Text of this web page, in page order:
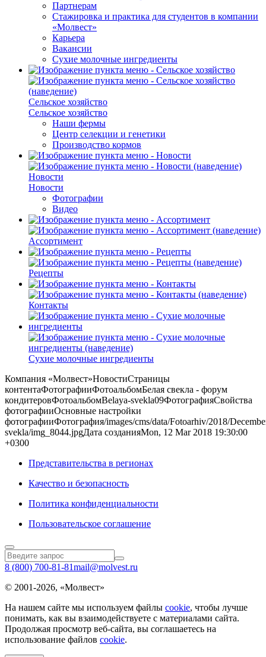
Партнерам
Стажировка и практика для студентов в компании
«Молвест»
Карьера
Вакансии
Сухие молочные ингредиенты
Сельское хозяйство
Сельское хозяйство
Наши фермы
Центр селекции и генетики
Производство кормов
Новости
Новости
Фотографии
Видео
Ассортимент
Рецепты
Контакты
Сухие молочные ингредиенты
Компания «Молвест»НовостиСтраницы
контентаФотографииФотоальбомБелая свекла - форум
кондитеровФотоальбомBelaya-svekla09ФотографияСвойства
фотографииОсновные настройки
фотографииФотография/images/cms/data/Fotoarhiv/2018/
svekla/img_8044.jpgДата созданияMon, 12 Mar 2018 19:30:00
+0300
Представительства в регионах
Качество и безопасность
Политика конфиденциальности
Пользовательское соглашение
8 (800) 700-81-81mail@molvest.ru
© 2001-2026, «Молвест»
На нашем сайте мы используем файлы cookie, чтобы лучше
понимать, как вы взаимодействуете с материалами сайта.
Продолжая просмотр веб-сайта, вы соглашаетесь на
использование файлов cookie.